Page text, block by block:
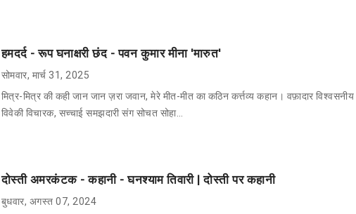
हमदर्द - रूप घनाक्षरी छंद - पवन कुमार मीना 'मारुत'
सोमवार, मार्च 31, 2025
मित्र-मित्र की कही जान जान ज़रा जवान, मेरे मीत-मीत का कठिन कर्त्तव्य कहान। वफ़ादार विश्वसनीय
विवेकी विचारक, सच्चाई समझदारी संग सोचत सोहा…
दोस्ती अमरकंटक - कहानी - घनश्याम तिवारी | दोस्ती पर कहानी
बुधवार, अगस्त 07, 2024